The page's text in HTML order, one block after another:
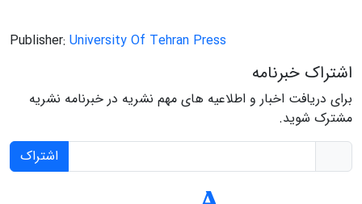
Publisher: University Of Tehran Press
اشتراک خبرنامه
برای دریافت اخبار و اطلاعیه های مهم نشریه در خبرنامه نشریه
مشترک شوید.
اشتراک